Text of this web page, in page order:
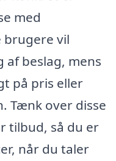
med
vil
beslag, mens
på pris eller
Tænk over disse
tilbud, så du er
når du taler